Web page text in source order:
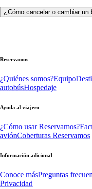
¿Cómo cancelar o cambiar un
Reservamos
¿Quiénes somos?Equipo
autobúsHospedaje
Ayuda al viajero
¿Cómo usar Reservamos?
aviónCoberturas Reservamos
Información adicional
Conoce másPreguntas
Privacidad